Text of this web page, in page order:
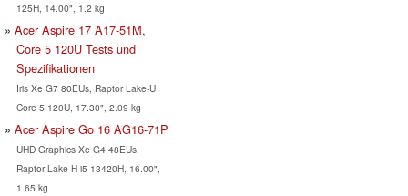
125H, 14.00", 1.2 kg
Acer Aspire 17 A17-51M,
Core 5 120U Tests und
Spezifikationen
Iris Xe G7 80EUs, Raptor Lake-U
Core 5 120U, 17.30", 2.09 kg
Acer Aspire Go 16 AG16-71P
UHD Graphics Xe G4 48EUs,
Raptor Lake-H i5-13420H, 16.00",
1.65 kg